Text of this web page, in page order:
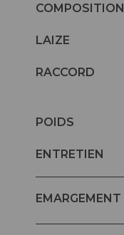
COMPOSITION
LAIZE
RACCORD
POIDS
ENTRETIEN
EMARGEMENT